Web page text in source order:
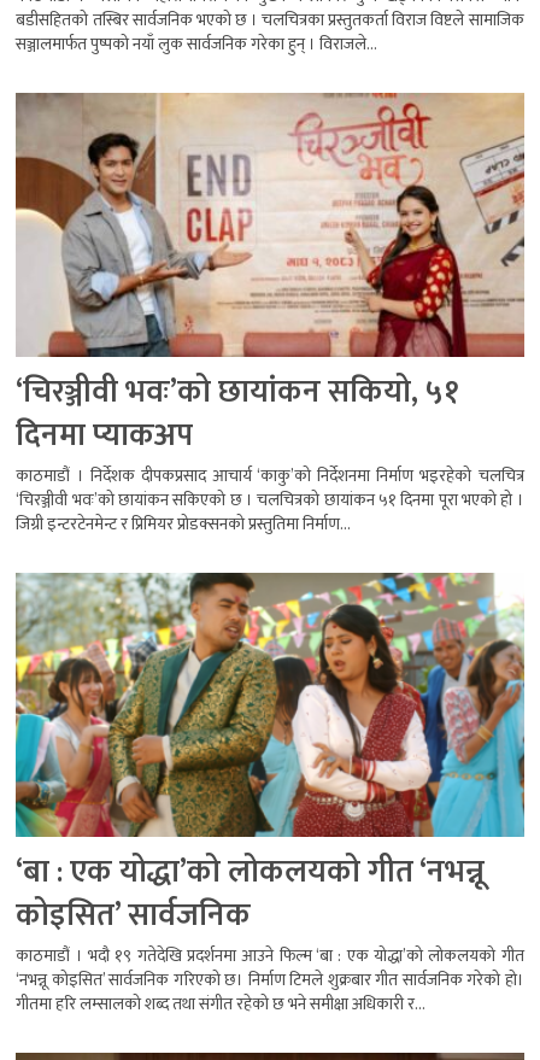
बडीसहितको तस्बिर सार्वजनिक भएको छ । चलचित्रका प्रस्तुतकर्ता विराज विष्टले सामाजिक
सञ्जालमार्फत पुष्पको नयाँ लुक सार्वजनिक गरेका हुन् । विराजले...
‘चिरञ्जीवी भवः’को छायांकन सकियो, ५१
दिनमा प्याकअप
काठमाडौं । निर्देशक दीपकप्रसाद आचार्य ‘काकु’को निर्देशनमा निर्माण भइरहेको चलचित्र
‘चिरञ्जीवी भवः’को छायांकन सकिएको छ । चलचित्रको छायांकन ५१ दिनमा पूरा भएको हो ।
जिग्री इन्टरटेनमेन्ट र प्रिमियर प्रोडक्सनको प्रस्तुतिमा निर्माण...
‘बा : एक योद्धा’को लोकलयको गीत ‘नभन्नू
कोइसित’ सार्वजनिक
काठमाडौं । भदौ १९ गतेदेखि प्रदर्शनमा आउने फिल्म ‘बा : एक योद्धा’को लोकलयको गीत
‘नभन्नू कोइसित’ सार्वजनिक गरिएको छ। निर्माण टिमले शुक्रबार गीत सार्वजनिक गरेको हो।
गीतमा हरि लम्सालको शब्द तथा संगीत रहेको छ भने समीक्षा अधिकारी र...